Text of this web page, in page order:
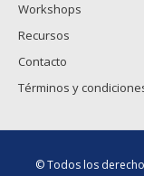
Workshops
Recursos
Contacto
Términos y
© Todos los